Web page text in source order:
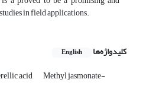
in field applications.
کلیدواژه‌ها English
acid Methyl jasmonate-